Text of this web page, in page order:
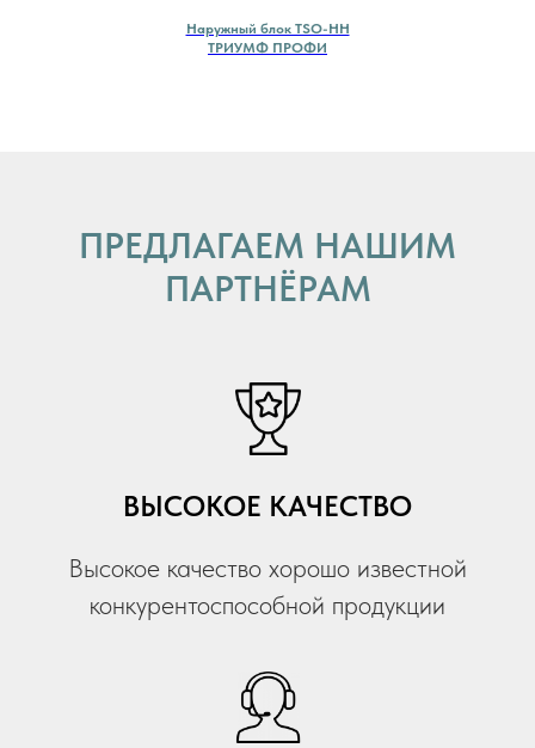
Наружный блок TSO-HH
ТРИУМФ ПРОФИ
ПРЕДЛАГАЕМ НАШИМ
ПАРТНЁРАМ
ВЫСОКОЕ КАЧЕСТВО
Высокое качество хорошо известной
конкурентоспособной продукции